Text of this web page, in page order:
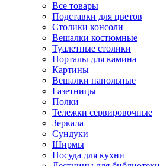
Все товары
Подставки для цветов
Столики консоли
Вешалки костюмные
Туалетные столики
Порталы для камина
Картины
Вешалки напольные
Газетницы
Полки
Тележки сервировочные
Зеркала
Сундуки
Ширмы
Посуда для кухни